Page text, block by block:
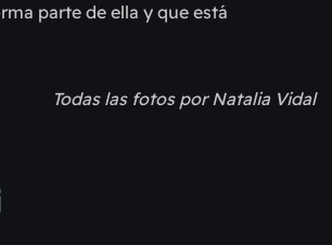
parte de ella y que está
Todas las fotos por Natalia Vidal